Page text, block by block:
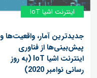
اینترنت اشیا IoT
جدیدترین آمار، واقعیت‌ها و
پیش‌بینی‌ها از فناوری
اینترنت اشیا IoT (به روز
رسانی نوامبر 2020)